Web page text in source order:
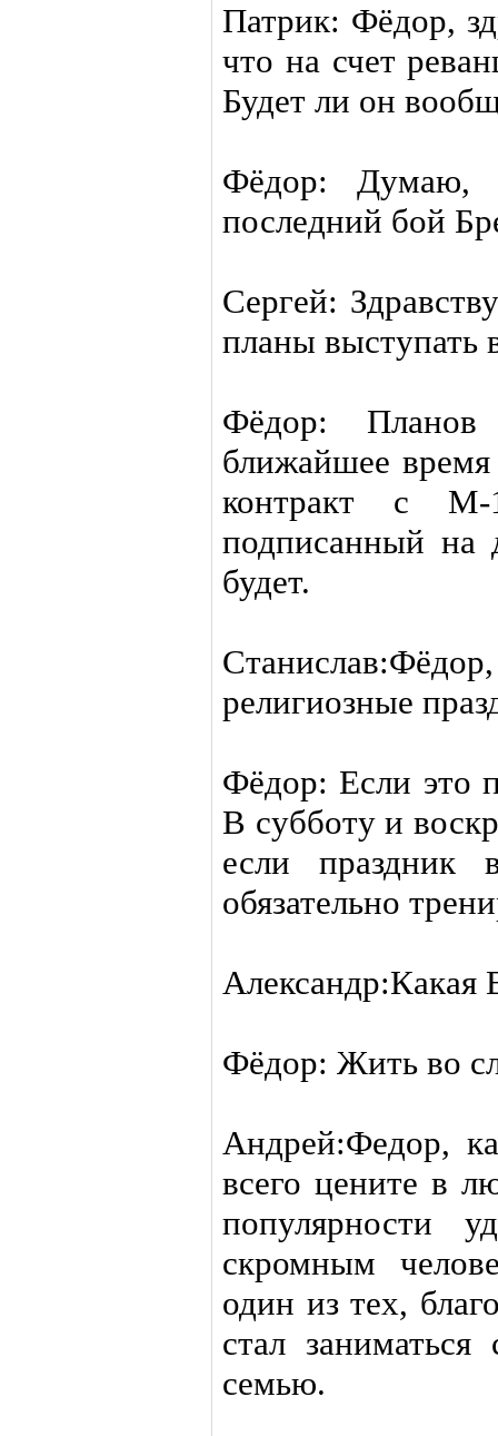
Патрик: Фёдор,
что на счет
Будет ли он
Фёдор: Думаю,
последний бой
Сергей:
планы выступать
Фёдор:
ближайшее время
контракт с
подписанный на
будет.
религиозные
Фёдор: Если это
В субботу и
если праздник
обязательно
Александр:Какая
Фёдор: Жить во
Андрей:Федор,
всего цените в
популярности
скромным
один из тех,
стал
семью.